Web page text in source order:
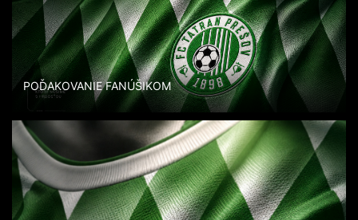
POĎAKOVANIE FANÚŠIKOM